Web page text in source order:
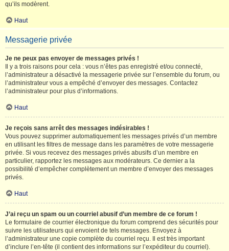
qu’ils modèrent.
Haut
Messagerie privée
Je ne peux pas envoyer de messages privés !
Il y a trois raisons pour cela : vous n’êtes pas enregistré et/ou connecté,
l’administrateur a désactivé la messagerie privée sur l’ensemble du forum, ou
l’administrateur vous a empêché d’envoyer des messages. Contactez
l’administrateur pour plus d’informations.
Haut
Je reçois sans arrêt des messages indésirables !
Vous pouvez supprimer automatiquement les messages privés d’un membre
en utilisant les filtres de message dans les paramètres de votre messagerie
privée. Si vous recevez des messages privés abusifs d’un membre en
particulier, rapportez les messages aux modérateurs. Ce dernier a la
possibilité d’empêcher complètement un membre d’envoyer des messages
privés.
Haut
J’ai reçu un spam ou un courriel abusif d’un membre de ce forum !
Le formulaire de courrier électronique du forum comprend des sécurités pour
suivre les utilisateurs qui envoient de tels messages. Envoyez à
l’administrateur une copie complète du courriel reçu. Il est très important
d’inclure l’en-tête (il contient des informations sur l’expéditeur du courriel).